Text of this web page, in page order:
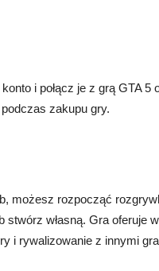
i połącz je z grą GTA 5
zakupu gry.
możesz rozpocząć
stwórz własną. Gra oferuje
i rywalizowanie z innymi